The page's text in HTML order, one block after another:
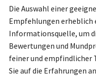
Die Auswahl einer
Empfehlungen erheblich
Informationsquelle, um
Bewertungen und
feiner und empfindlicher
Sie auf die Erfahrungen